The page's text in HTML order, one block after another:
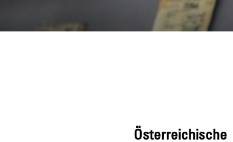
Österreichische